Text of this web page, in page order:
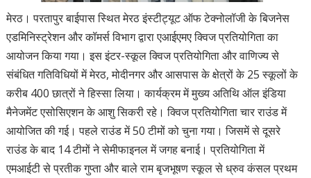
मेरठ। परतापुर बाईपास स्थित मेरठ इंस्टीट्यूट ऑफ टेक्नोलॉजी के बिजनेस
एडमिनिस्ट्रेशन और कॉमर्स विभाग द्वारा एआईएमए क्विज प्रतियोगिता का
आयोजन किया गया। इस इंटर-स्कूल क्विज प्रतियोगिता और वाणिज्य से
संबंधित गतिविधियों में मेरठ, मोदीनगर और आसपास के क्षेत्रों के 25 स्कूलों के
करीब 400 छात्रों ने हिस्सा लिया। कार्यक्रम में मुख्य अतिथि ऑल इंडिया
मैनेजमेंट एसोसिएशन के आशु सिकरी रहे। क्विज प्रतियोगिता चार राउंड में
आयोजित की गई। पहले राउंड में 50 टीमों को चुना गया। जिसमें से दूसरे
राउंड के बाद 14 टीमों ने सेमीफाइनल में जगह बनाई। प्रतियोगिता में
एमआईटी से प्रतीक गुप्ता और बाले राम बृजभूषण स्कूल से ध्रुव कंसल प्रथम